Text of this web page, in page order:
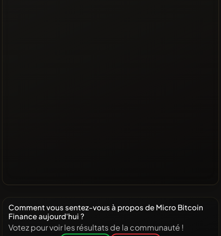
Comment vous sentez-vous à propos de Micro Bitcoin
Finance aujourd'hui ?
Votez pour voir les résultats de la communauté !